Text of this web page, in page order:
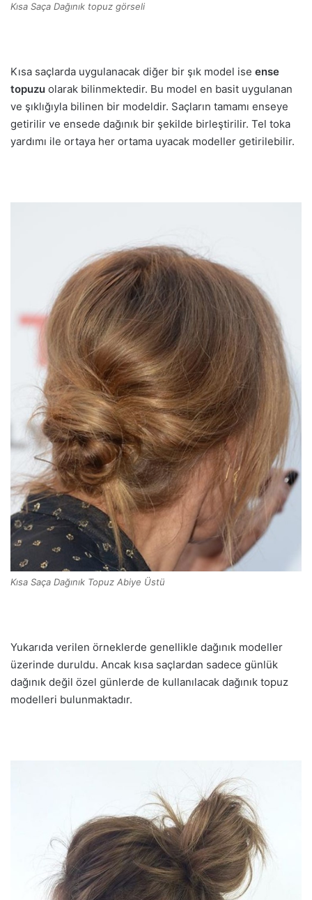
Kısa Saça Dağınık topuz görseli
Kısa saçlarda uygulanacak diğer bir şık model ise ense
topuzu olarak bilinmektedir. Bu model en basit uygulanan
ve şıklığıyla bilinen bir modeldir. Saçların tamamı enseye
getirilir ve ensede dağınık bir şekilde birleştirilir. Tel toka
yardımı ile ortaya her ortama uyacak modeller getirilebilir.
Kısa Saça Dağınık Topuz Abiye Üstü
Yukarıda verilen örneklerde genellikle dağınık modeller
üzerinde duruldu. Ancak kısa saçlardan sadece günlük
dağınık değil özel günlerde de kullanılacak dağınık topuz
modelleri bulunmaktadır.